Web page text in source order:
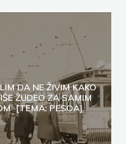
DA NE ŽIVIM KAKO
ŽUDEO ZA SAMIM
[TEMA: PESOA]